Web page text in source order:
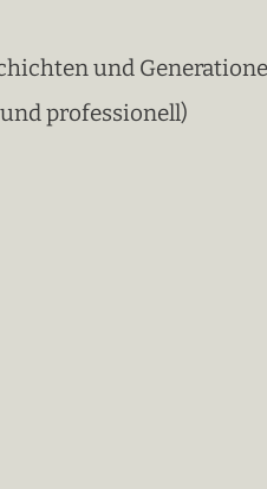
und
professionell)